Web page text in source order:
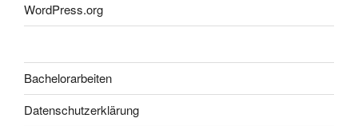
WordPress.org
Bachelorarbeiten
Datenschutzerklärung